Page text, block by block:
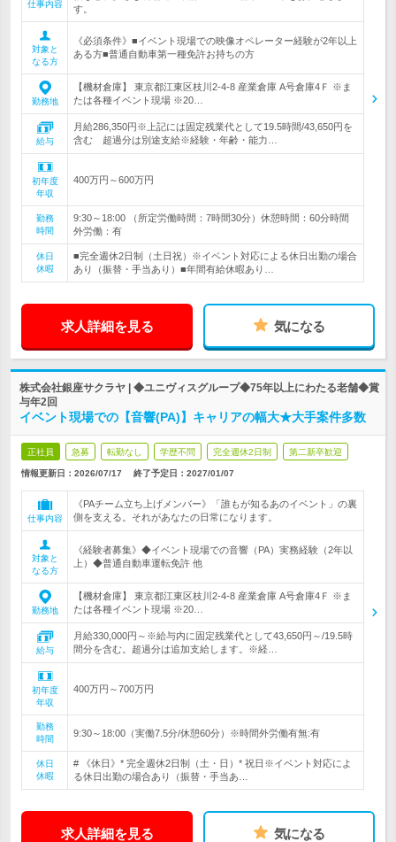
仕事内容
す。
対象と
なる方
《必須条件》■イベント現場での映像オペレーター経験が2年以上
ある方■普通自動車第一種免許お持ちの方
勤務地
【機材倉庫】 東京都江東区枝川2-4-8 産業倉庫 A号倉庫4Ｆ ※ま
たは各種イベント現場 ※20…
給与
月給286,350円※上記には固定残業代として19.5時間/43,650円を
含む 超過分は別途支給※経験・年齢・能力…
初年度
年収
400万円～600万円
勤務
時間
9:30～18:00 （所定労働時間：7時間30分）休憩時間：60分時間
外労働：有
休日
休暇
■完全週休2日制（土日祝）※イベント対応による休日出勤の場合
あり（振替・手当あり）■年間有給休暇あり…
求人詳細を見る 気になる
株式会社銀座サクラヤ | ◆ユニヴィスグループ◆75年以上にわたる老舗◆賞
与年2回
イベント現場での【音響(PA)】キャリアの幅大★大手案件多数
正社員 急募 転勤なし 学歴不問 完全週休2日制 第二新卒歓迎
情報更新日：2026/07/17 終了予定日： 2027/01/07
仕事内容
《PAチーム立ち上げメンバー》「誰もが知るあのイベント」の裏
側を支える。それがあなたの日常になります。
対象と
なる方
《経験者募集》◆イベント現場での音響（PA）実務経験（2年以
上）◆普通自動車運転免許 他
勤務地
【機材倉庫】 東京都江東区枝川2-4-8 産業倉庫 A号倉庫4Ｆ ※ま
たは各種イベント現場 ※20…
給与
月給330,000円～※給与内に固定残業代として43,650円～/19.5時
間分を含む。超過分は追加支給します。※経…
初年度
年収
400万円～700万円
勤務
時間
9:30～18:00（実働7.5分/休憩60分）※時間外労働有無:有
休日
休暇
# 《休日》* 完全週休2日制（土・日）* 祝日※イベント対応によ
る休日出勤の場合あり（振替・手当あ…
求人詳細を見る 気になる